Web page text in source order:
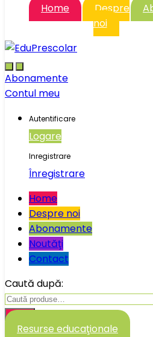
Home
Despre
noi
Abonamente
Contul meu
Autentificare
Logare
Inregistrare
Înregistrare
Home
Despre noi
Abonamente
Noutăţi
Contact
Caută după:
Caută
Resurse educaţionale